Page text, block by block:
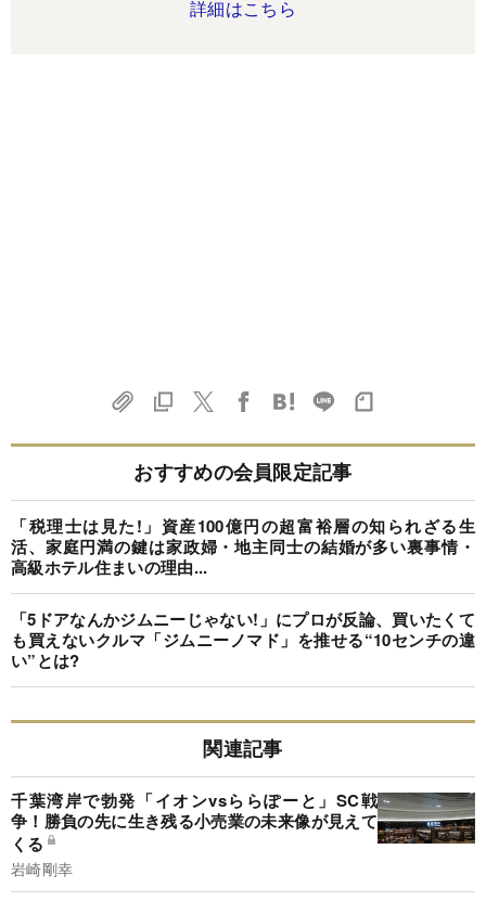
詳細はこちら
おすすめの会員限定記事
「税理士は見た!」資産100億円の超富裕層の知られざる生
活、家庭円満の鍵は家政婦・地主同士の結婚が多い裏事情・
高級ホテル住まいの理由...
「5ドアなんかジムニーじゃない!」にプロが反論、買いたくて
も買えないクルマ「ジムニーノマド」を推せる“10センチの違
い”とは?
関連記事
千葉湾岸で勃発「イオンvsららぽーと」SC戦
争！勝負の先に生き残る小売業の未来像が見えて
くる
岩崎剛幸